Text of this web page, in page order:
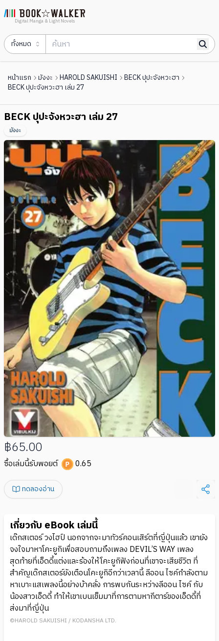
Digital Manga & Light Novels
ทั้งหมด
หน้าแรก มังงะ HAROLD SAKUISHI
BECK ปุปะจังหวะฮา
BECK ปุปะจังหวะฮา เล่ม 27
BECK ปุปะจังหวะฮา เล่ม 27
มังงะ
฿65.00
ซื้อเล่มนี้รับพอยต์ 0.65
ทดลองอ่าน
เกี่ยวกับ eBook เล่มนี้
เด๊กสเตอร์ วงไฮป์ นอกจากจะมาทัวร์คอนเสิร์ตที่ญี่ปุ่นแล้ว เขายัง
จงใจมาหาโคะยูกิเพื่อสอบถามถึงเพลง DEVIL’S WAY เพลง
สุดท้ายที่เอ็ดดี้แต่งและร้องให้โคะยูกิฟังก่อนที่เขาจะเสียชีวิต ที่
สําคัญเด๊กสเตอร์ยังเตือนโคะยูกิอีกว่าเวลานี้ ลีออน ไซค์กําลังตาม
หาเบาะแสเพลงนี้อย่างบ้าคลั่ง การพบกันระหว่างลีออน ไซค์ กับ
น้องสาวเอ็ดดี้ ทําให้เขาเบนเข็มมาที่การตามหากีตาร์ของเอ็ดดี้ที่
ส่งมาที่ญี่ปุ่น
©HAROLD SAKUISHI / KODANSHA LTD.